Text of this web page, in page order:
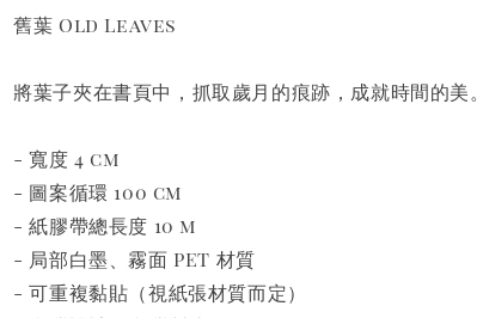
舊葉 Old Leaves
將葉子夾在書頁中，抓取歲月的痕跡，成就時間的美。
- 寬度 4 cm
- 圖案循環 100 cm
- 紙膠帶總長度 10 m
- 局部白墨、霧面 PET 材質
- 可重複黏貼（視紙張材質而定）